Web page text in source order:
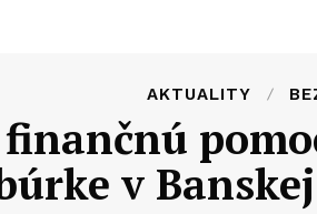
AKTUALITY
v